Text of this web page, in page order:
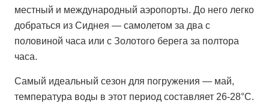
местный и международный аэропорты. До него легко
добраться из Сиднея — самолетом за два с
половиной часа или с Золотого берега за полтора
часа.
Самый идеальный сезон для погружения — май,
температура воды в этот период составляет 26-28°С.